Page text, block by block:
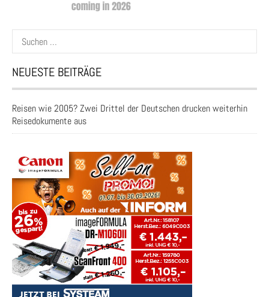
Suchen
nach:
NEUESTE BEITRÄGE
Reisen wie 2005? Zwei Drittel der Deutschen drucken weiterhin
Reisedokumente aus